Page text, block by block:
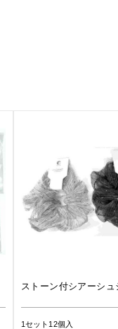
ストーン付シアーシュ
1セット12個入